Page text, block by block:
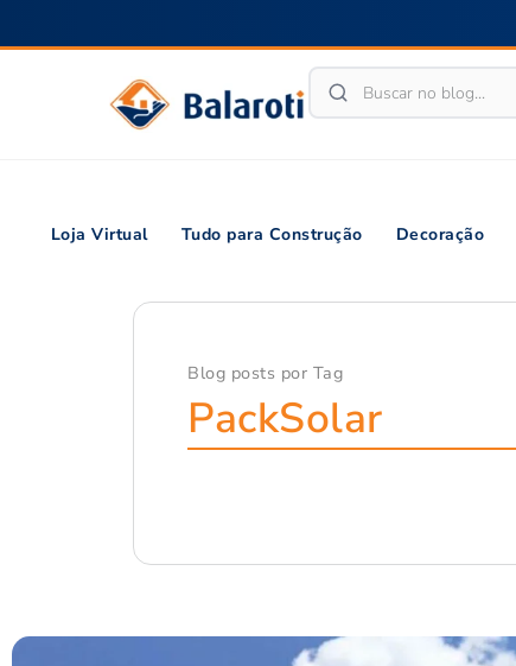
Loja Virtual Tudo para Construção Decoração
Blog posts por Tag
PackSolar